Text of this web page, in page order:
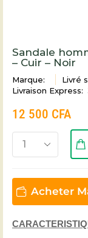
Sandale
– Cuir – Noir
Marque: Livré
Livraison Express:
12 500 CFA
Acheter